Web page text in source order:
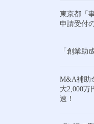
東京都「
申請受付
「創業助
M&A補助
大2,000
速！